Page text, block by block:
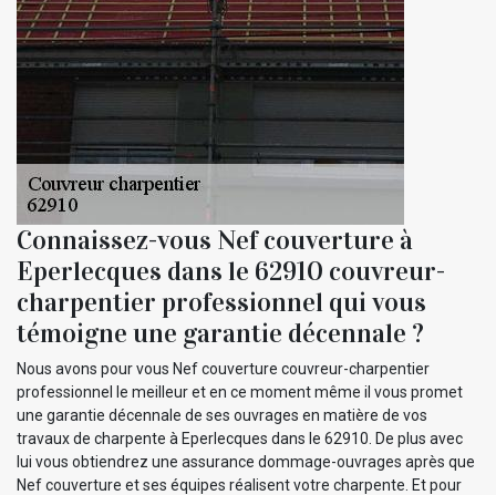
Connaissez-vous Nef couverture à
Eperlecques dans le 62910 couvreur-
charpentier professionnel qui vous
témoigne une garantie décennale ?
Nous avons pour vous Nef couverture couvreur-charpentier
professionnel le meilleur et en ce moment même il vous promet
une garantie décennale de ses ouvrages en matière de vos
travaux de charpente à Eperlecques dans le 62910. De plus avec
lui vous obtiendrez une assurance dommage-ouvrages après que
Nef couverture et ses équipes réalisent votre charpente. Et pour